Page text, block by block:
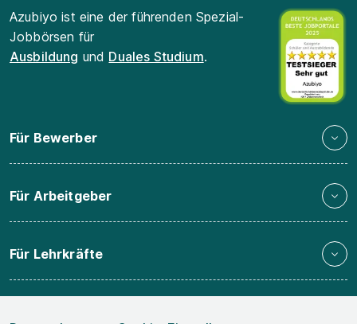
Azubiyo ist eine der führenden Spezial-
Jobbörsen für
Ausbildung und Duales Studium.
Für Bewerber
Für Arbeitgeber
Für Lehrkräfte